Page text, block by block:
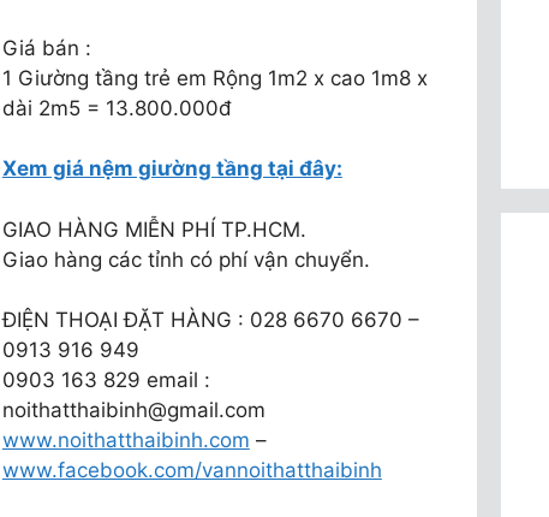
Giá bán :
1 Giường tầng trẻ em Rộng 1m2 x cao 1m8 x
dài 2m5 = 13.800.000đ
Xem giá nệm giường tầng tại đây:
GIAO HÀNG MIỄN PHÍ TP.HCM.
Giao hàng các tỉnh có phí vận chuyển.
ĐIỆN THOẠI ĐẶT HÀNG : 028 6670 6670 –
0913 916 949
0903 163 829 email :
noithatthaibinh@gmail.com
www.noithatthaibinh.com –
www.facebook.com/vannoithatthaibinh